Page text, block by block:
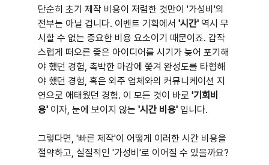
단순히 초기 제작 비용이 저렴한 것만이 '가성비'의
전부는 아닐 겁니다. 이벤트 기획에서 '시간' 역시 무
시할 수 없는 중요한 비용 요소이기 때문이죠. 갑작
스럽게 떠오른 좋은 아이디어를 시기가 늦어 포기해
야 했던 경험, 촉박한 마감에 쫓겨 완성도를 타협해
야 했던 경험, 혹은 외주 업체와의 커뮤니케이션 지
연으로 애태웠던 경험. 이 모든 것이 바로 '기회비
용' 이자, 눈에 보이지 않는 '시간 비용' 입니다.
그렇다면, '빠른 제작'이 어떻게 이러한 시간 비용을
절약하고, 실질적인 '가성비'로 이어질 수 있을까요?